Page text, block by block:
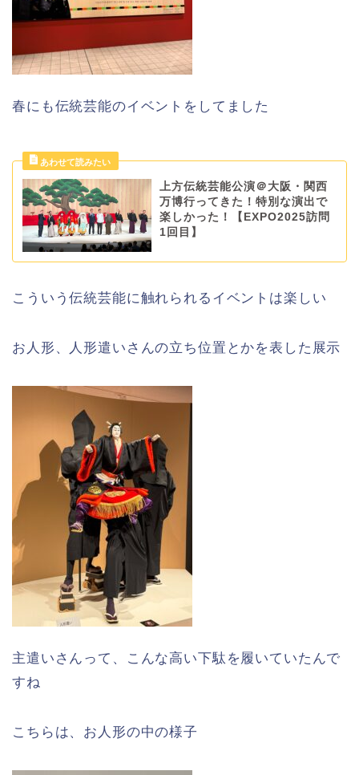
春にも伝統芸能のイベントをしてました
上方伝統芸能公演＠大阪・関西
万博行ってきた！特別な演出で
楽しかった！【EXPO2025訪問
1回目】
こういう伝統芸能に触れられるイベントは楽しい
お人形、人形遣いさんの立ち位置とかを表した展示
主遣いさんって、こんな高い下駄を履いていたんで
すね
こちらは、お人形の中の様子